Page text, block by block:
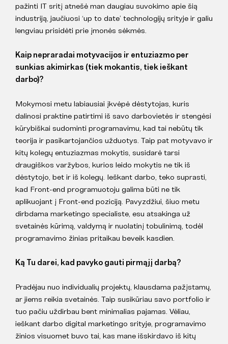
pažinti IT sritį atnešė man daugiau suvokimo apie šią
industriją, jaučiuosi ‘up to date’ technologijų srityje ir galiu
lengviau prisidėti prie įmonės sėkmės.
Kaip nepraradai motyvacijos ir entuziazmo per
sunkias akimirkas (tiek mokantis, tiek ieškant
darbo)?
Mokymosi metu labiausiai įkvėpė dėstytojas, kuris
dalinosi praktine patirtimi iš savo darbovietės ir stengėsi
kūrybiškai sudominti programavimu, kad tai nebūtų tik
teorija ir pasikartojančios užduotys. Taip pat motyvavo ir
kitų kolegų entuziazmas mokytis, susidarė tarsi
draugiškos varžybos, kurios leido mokytis ne tik iš
dėstytojo, bet ir iš kolegų. Ieškant darbo, teko suprasti,
kad Front-end programuotoju galima būti ne tik
aplikuojant į Front-end poziciją. Pavyzdžiui, šiuo metu
dirbdama marketingo specialiste, esu atsakinga už
svetainės kūrimą, valdymą ir nuolatinį tobulinimą, todėl
programavimo žinias pritaikau beveik kasdien.
Ką Tu darei, kad pavyko gauti pirmąjį darbą?
Pradėjau nuo individualių projektų, klausdama pažįstamų,
ar jiems reikia svetainės. Taip susikūriau savo portfolio ir
tuo pačiu uždirbau bent minimalias pajamas. Vėliau,
ieškant darbo digital marketingo srityje, programavimo
žinios visuomet buvo tai, kas mane išskirdavo iš kitų